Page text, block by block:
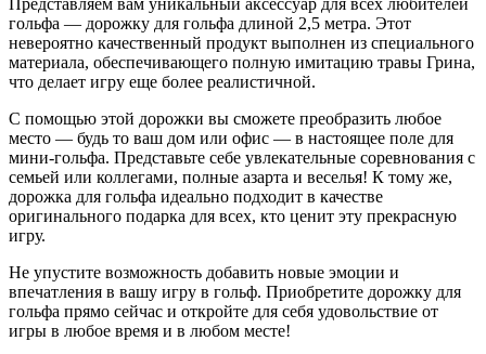
Представляем вам уникальный аксессуар для всех любителей
гольфа — дорожку для гольфа длиной 2,5 метра. Этот
невероятно качественный продукт выполнен из специального
материала, обеспечивающего полную имитацию травы Грина,
что делает игру еще более реалистичной.
С помощью этой дорожки вы сможете преобразить любое
место — будь то ваш дом или офис — в настоящее поле для
мини-гольфа. Представьте себе увлекательные соревнования с
семьей или коллегами, полные азарта и веселья! К тому же,
дорожка для гольфа идеально подходит в качестве
оригинального подарка для всех, кто ценит эту прекрасную
игру.
Не упустите возможность добавить новые эмоции и
впечатления в вашу игру в гольф. Приобретите дорожку для
гольфа прямо сейчас и откройте для себя удовольствие от
игры в любое время и в любом месте!